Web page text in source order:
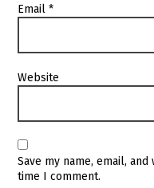
Email*
Website
Save my name, email,
time I comment.